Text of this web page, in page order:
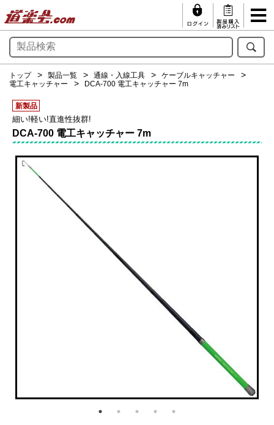
トップ 製品一覧 通線・入線工具
ケーブルキャッチャー
電工キャッチャー
DCA-700 電工キャッチャー 7m
新製品
細い!軽い!直進性抜群!
DCA-700 電工キャッチャー 7m